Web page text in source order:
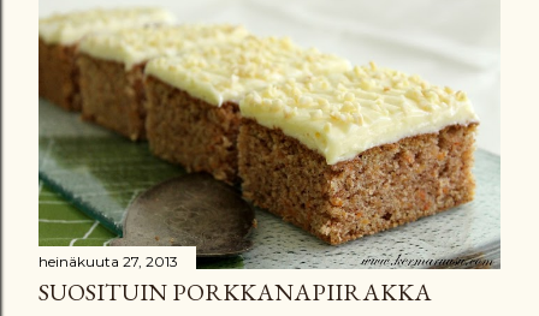
ä
k
m
m
e
n
t
t
i
heinäkuuta 27, 2013
SUOSITUIN PORKKANAPIIRAKKA